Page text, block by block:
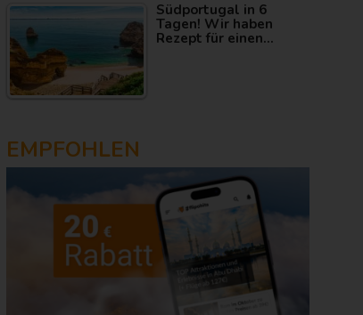
Südportugal in 6
Tagen! Wir haben
Rezept für einen…
EMPFOHLEN